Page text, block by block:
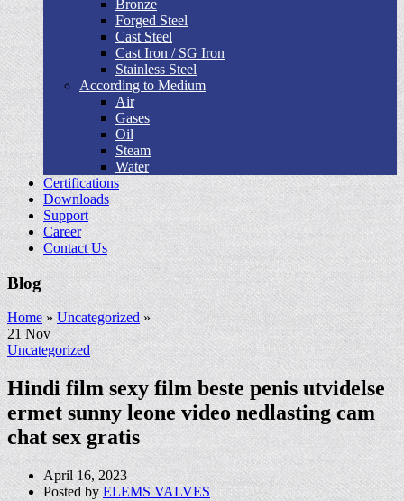
Bronze
Forged Steel
Cast Steel
Cast Iron / SG Iron
Stainless Steel
According to Medium
Air
Gases
Oil
Steam
Water
Certifications
Downloads
Support
Career
Contact Us
Blog
Home»Uncategorized »
21Nov
Uncategorized
Hindi film sexy film beste penis utvidelse
ermet sunny leone video nedlasting cam
chat sex gratis
April 16, 2023
Posted byELEMS VALVES